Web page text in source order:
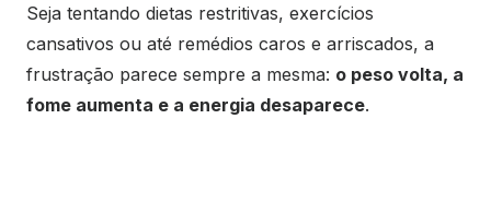
Seja tentando dietas restritivas, exercícios
cansativos ou até remédios caros e arriscados, a
frustração parece sempre a mesma: o peso volta, a
fome aumenta e a energia desaparece.